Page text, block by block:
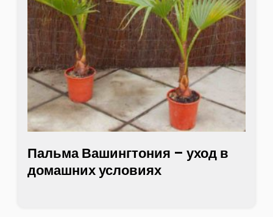
Пальма Вашингтония – уход в
домашних условиях